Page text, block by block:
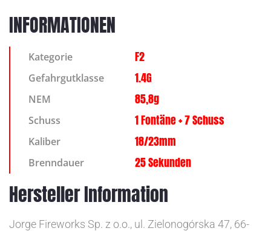
INFORMATIONEN
Kategorie F2
Gefahrgutklasse 1.4G
NEM 85,8g
Schuss 1 Fontäne + 7 Schuss
Kaliber 18/23mm
Brenndauer 25 Sekunden
Hersteller Information
Jorge Fireworks Sp. z o.o., ul. Zielonogórska 47, 66-